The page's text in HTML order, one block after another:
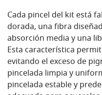
Cada pincel del kit está
dorada, una fibra
absorción media y una
Esta característica
evitando el exceso de
pincelada limpia y
pincelada estable y